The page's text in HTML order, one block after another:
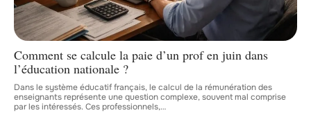
Comment se calcule la paie d’un prof en juin dans
l’éducation nationale ?
Dans le système éducatif français, le calcul de la rémunération des
enseignants représente une question complexe, souvent mal comprise
par les intéressés. Ces professionnels,…